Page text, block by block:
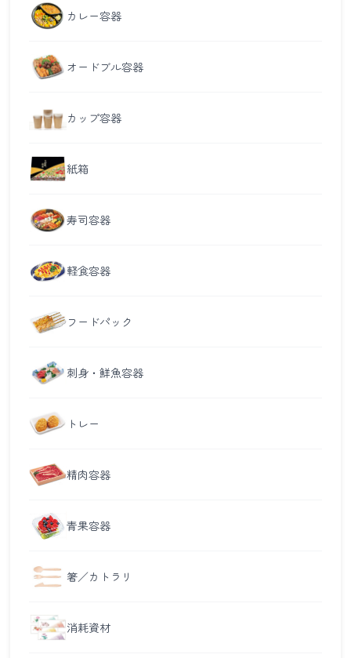
カレー容器
オードブル容器
カップ容器
紙箱
寿司容器
軽食容器
フードパック
刺身・鮮魚容器
トレー
精肉容器
青果容器
箸／カトラリ
消耗資材